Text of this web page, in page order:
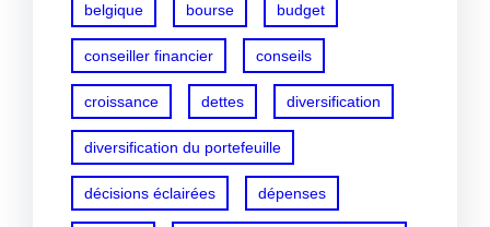
belgique bourse budget
conseiller financier conseils
croissance dettes diversification
diversification du portefeuille
décisions éclairées dépenses